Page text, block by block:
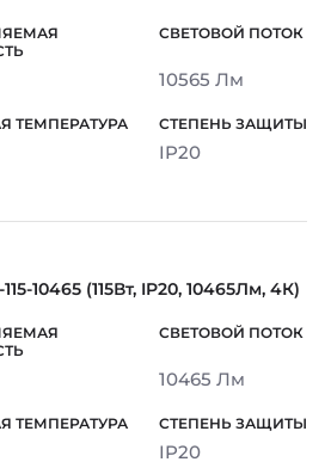
10565 Лм
IP20
10465 (115Вт, IP20, 10465Лм, 4К)
10465 Лм
IP20